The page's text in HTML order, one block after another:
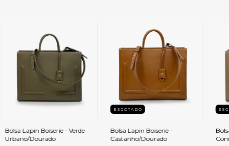
Bolsa Lapin Boiserie - Verde
Urbano/Dourado
ESGOTADO
Bolsa Lapin Boiserie -
Castanho/Dourado